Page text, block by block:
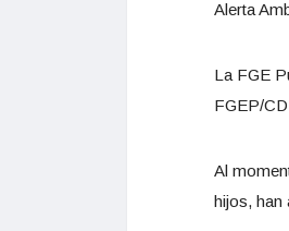
Alerta
La FGE
FGEP/
Al
hijos, han